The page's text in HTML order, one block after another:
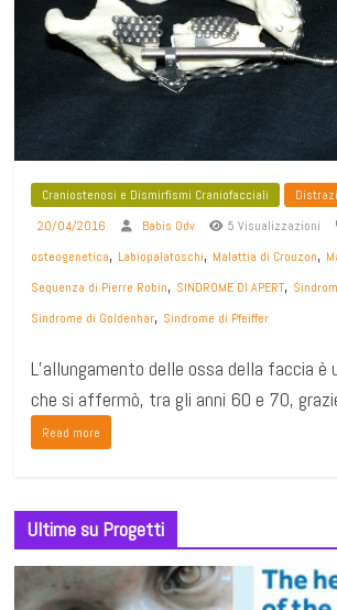
Craniostenosi e Dismirfismi Craniofacciali
20/04/2016
Babis Odv 5 Visualizzazioni
osteogenetica, Labiopalatoschi, Malattia di Crouzon,
Sequenza di Pierre Robin, SINDROME DI APERT,
Sindrome di Goldenhar, Sindrome di Pfeiffer
L’allungamento delle ossa della faccia è
che si affermò, tra gli anni 60 e 70,
Read more
Ultime su Progetti